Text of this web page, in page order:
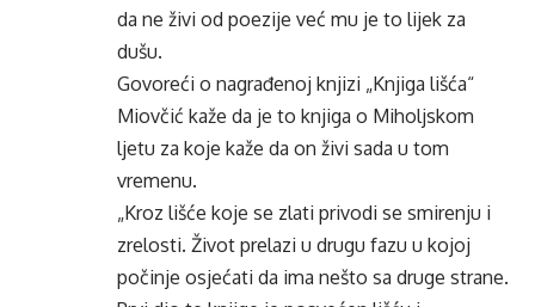
da ne živi od poezije već mu je to lijek za
dušu.
Govoreći o nagrađenoj knjizi „Knjiga lišća“
Miovčić kaže da je to knjiga o Miholjskom
ljetu za koje kaže da on živi sada u tom
vremenu.
„Kroz lišće koje se zlati privodi se smirenju i
zrelosti. Život prelazi u drugu fazu u kojoj
počinje osjećati da ima nešto sa druge strane.